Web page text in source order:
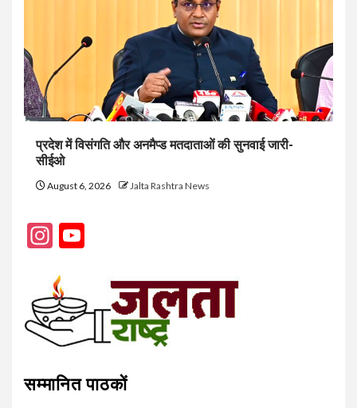
प्रदेश में विसंगति और अनमैप्ड मतदाताओं की सुनवाई जारी-
सीईओ
August 6, 2026 Jalta Rashtra News
Instagram
सम्मानित पाठकों